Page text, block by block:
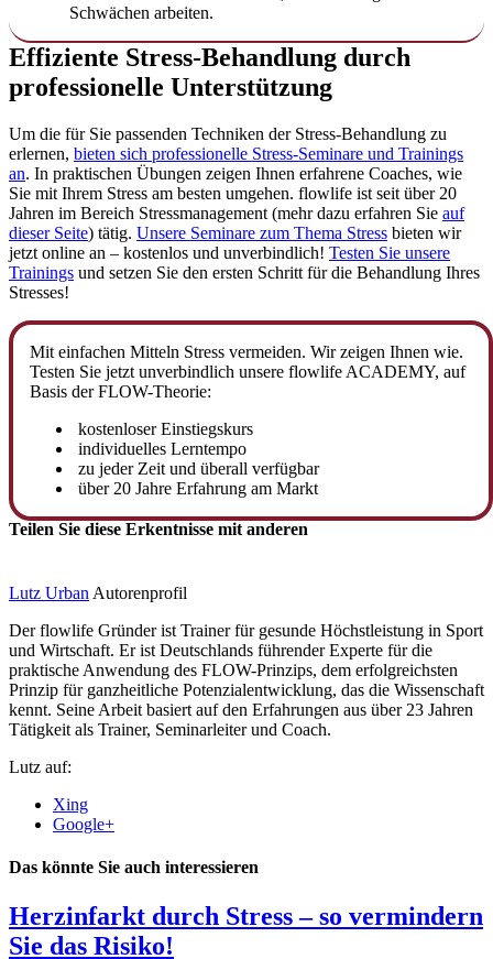
Schwächen arbeiten.
Effiziente Stress-Behandlung durch
professionelle Unterstützung
Um die für Sie passenden Techniken der Stress-Behandlung zu
erlernen, bieten sich professionelle Stress-Seminare und Trainings
an. In praktischen Übungen zeigen Ihnen erfahrene Coaches, wie
Sie mit Ihrem Stress am besten umgehen. flowlife ist seit über 20
Jahren im Bereich Stressmanagement (mehr dazu erfahren Sie auf
dieser Seite) tätig. Unsere Seminare zum Thema Stress bieten wir
jetzt online an – kostenlos und unverbindlich! Testen Sie unsere
Trainings und setzen Sie den ersten Schritt für die Behandlung Ihres
Stresses!
Mit einfachen Mitteln Stress vermeiden. Wir zeigen Ihnen wie.
Testen Sie jetzt unverbindlich unsere flowlife ACADEMY, auf
Basis der FLOW-Theorie:
kostenloser Einstiegskurs
individuelles Lerntempo
zu jeder Zeit und überall verfügbar
über 20 Jahre Erfahrung am Markt
Teilen Sie diese Erkentnisse mit anderen
Lutz Urban Autorenprofil
Der flowlife Gründer ist Trainer für gesunde Höchstleistung in Sport
und Wirtschaft. Er ist Deutschlands führender Experte für die
praktische Anwendung des FLOW-Prinzips, dem erfolgreichsten
Prinzip für ganzheitliche Potenzialentwicklung, das die Wissenschaft
kennt. Seine Arbeit basiert auf den Erfahrungen aus über 23 Jahren
Tätigkeit als Trainer, Seminarleiter und Coach.
Lutz auf:
Xing
Google+
Das könnte Sie auch interessieren
Herzinfarkt durch Stress – so vermindern
Sie das Risiko!